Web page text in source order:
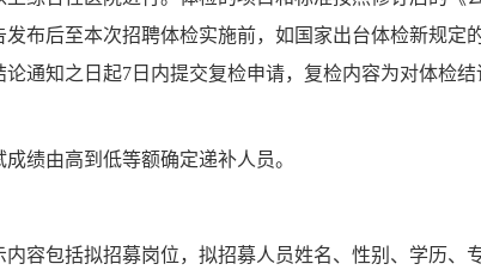
发布后至本次招聘体检实施前，如国家出台体检新规定
通知之日起7日内提交复检申请，复检内容为对体检
绩由高到低等额确定递补人员。
内容包括拟招募岗位，拟招募人员姓名、性别、学历、